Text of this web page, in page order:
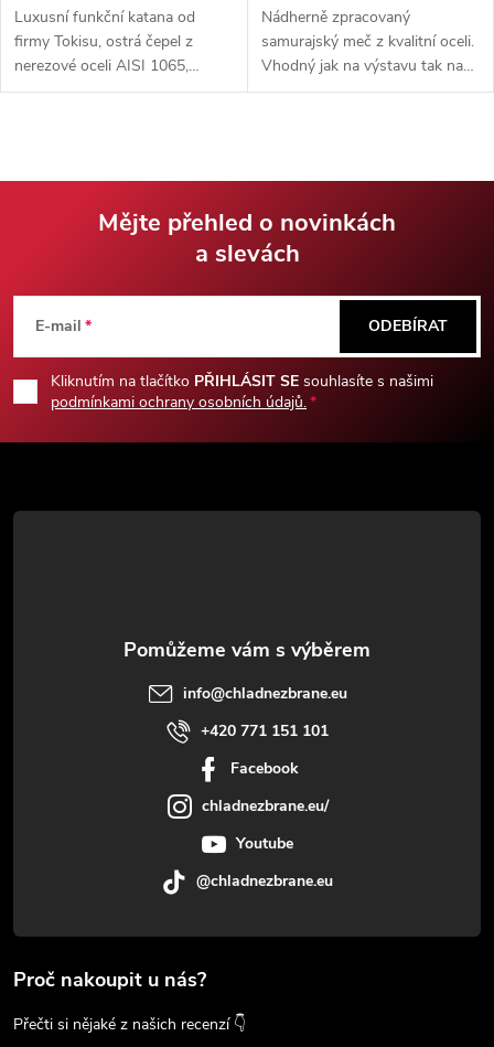
Luxusní funkční katana od
firmy Tokisu, ostrá čepel z
nerezové oceli AISI 1065,
kovová záštita, rukojeť s
Nádherně zpracovaný
samurajský meč z kvalitní oceli.
Vhodný jak na výstavu tak na
trénink tameshigiri i odolnější
p
a
Mějte přehled o novinkách
a slevách
E-mail
Kliknutím na tlačítko PŘIHLÁSIT SE souhlasíte s našimi
podmínkami ochrany osobních údajů.
ODEBÍRAT
info@chladnezbrane.eu
+420 771 151 101
Facebook
chladnezbrane.eu/
Youtube
@chladnezbrane.eu
Proč nakoupit u nás?
Přečti si nějaké z našich recenzí 👇